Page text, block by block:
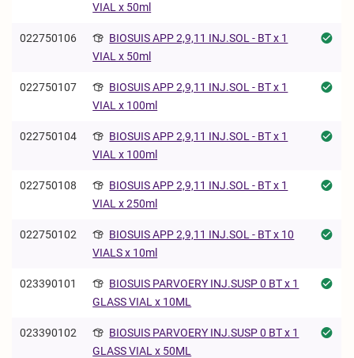
VIAL x 50ml
022750106
BIOSUIS APP 2,9,11 INJ.SOL - BT x 1
VIAL x 50ml
022750107
BIOSUIS APP 2,9,11 INJ.SOL - BT x 1
VIAL x 100ml
022750104
BIOSUIS APP 2,9,11 INJ.SOL - BT x 1
VIAL x 100ml
022750108
BIOSUIS APP 2,9,11 INJ.SOL - BT x 1
VIAL x 250ml
022750102
BIOSUIS APP 2,9,11 INJ.SOL - BT x 10
VIALS x 10ml
023390101
BIOSUIS PARVOERY INJ.SUSP 0 BT x 1
GLASS VIAL x 10ML
023390102
BIOSUIS PARVOERY INJ.SUSP 0 BT x 1
GLASS VIAL x 50ML